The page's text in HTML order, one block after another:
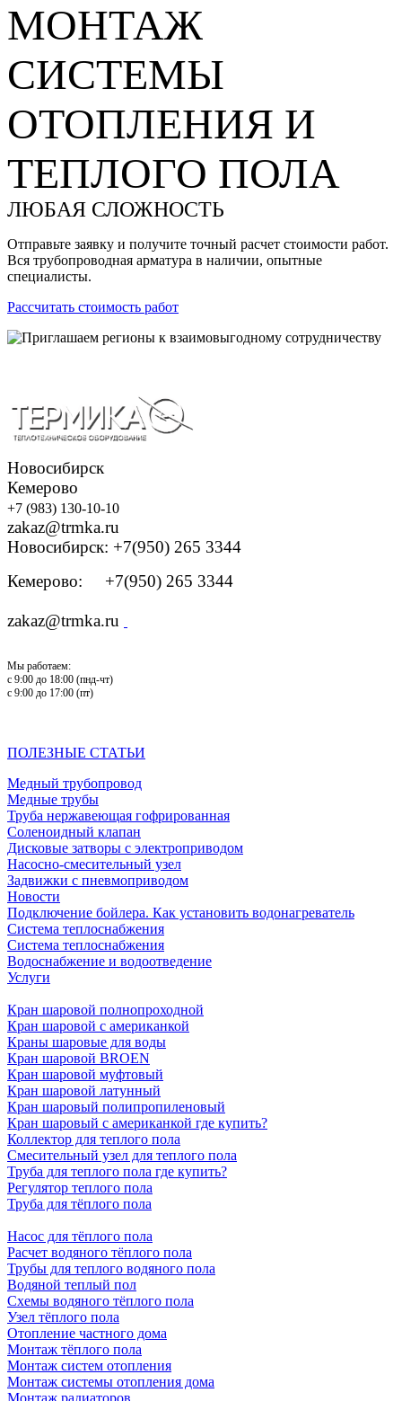
МОНТАЖ
СИСТЕМЫ
ОТОПЛЕНИЯ И
ТЕПЛОГО ПОЛА
ЛЮБАЯ СЛОЖНОСТЬ
Отправьте заявку и получите точный расчет стоимости работ.
Вся трубопроводная арматура в наличии, опытные
специалисты.
Рассчитать стоимость работ
Новосибирск
Кемерово
+7 (983) 130-10-10
zakaz@trmka.ru
Новосибирск: +7(950) 265 3344
Кемерово: +7(950) 265 3344
zakaz@trmka.ru
Мы работаем:
с 9:00 до 18:00 (пнд-чт)
с 9:00 до 17:00 (пт)
ПОЛЕЗНЫЕ СТАТЬИ
Медный трубопровод
Медные трубы
Труба нержавеющая гофрированная
Соленоидный клапан
Дисковые затворы с электроприводом
Насосно-смесительный узел
Задвижки с пневмоприводом
Новости
Подключение бойлера. Как установить водонагреватель
Система теплоснабжения
Система теплоснабжения
Водоснабжение и водоотведение
Услуги
Кран шаровой полнопроходной
Кран шаровой с американкой
Краны шаровые для воды
Кран шаровой BROEN
Кран шаровой муфтовый
Кран шаровой латунный
Кран шаровый полипропиленовый
Кран шаровый с американкой где купить?
Коллектор для теплого пола
Смесительный узел для теплого пола
Труба для теплого пола где купить?
Регулятор теплого пола
Труба для тёплого пола
Насос для тёплого пола
Расчет водяного тёплого пола
Трубы для теплого водяного пола
Водяной теплый пол
Схемы водяного тёплого пола
Узел тёплого пола
Отопление частного дома
Монтаж тёплого пола
Монтаж систем отопления
Монтаж системы отопления дома